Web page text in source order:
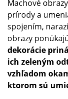
Machové
prírody a
spojením,
obrazy
dekorácie
ich zeleným
vzhľadom
ktorom sú